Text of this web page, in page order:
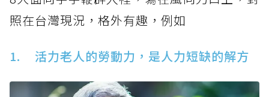
照在台灣現況，格外有趣，例如
1. 活力老人的勞動力，是人力短缺的解方